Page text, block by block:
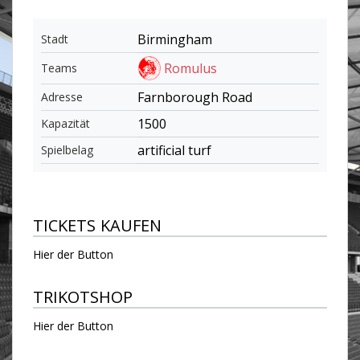
Stadt Birmingham
Teams Romulus
Adresse Farnborough Road
Kapazität 1500
Spielbelag artificial turf
TICKETS KAUFEN
Hier der Button
TRIKOTSHOP
Hier der Button